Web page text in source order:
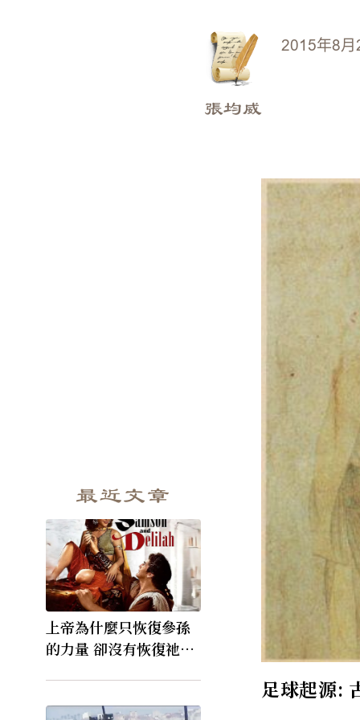
最近文章
上帝為什麼只恢復參孫
的力量 卻沒有恢復祂的
2015年8
張均威
足球起源: